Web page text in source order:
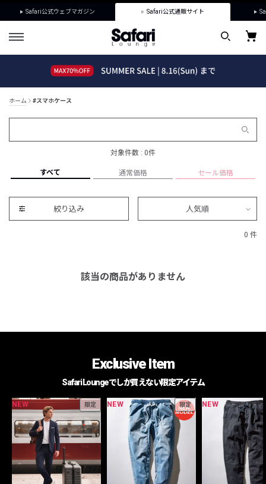
Safari公式ウェブマガジン Safari公式通販サイト
ホーム #スマホケース
対象件数 : 0件
すべて 通常価格 セール価格
絞り込み 人気順
0 件
該当の商品がありません
Exclusive Item
Safari Loungeでしか買えない限定アイテム
NEW 限定 NEW 限定 NEW